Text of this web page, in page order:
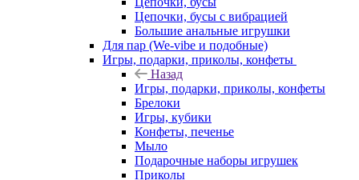
Цепочки, бусы с вибрацией
Большие анальные игрушки
Для пар (We-vibe и подобные)
Игры, подарки, приколы, конфеты
Назад
Игры, подарки, приколы, конфеты
Брелоки
Игры, кубики
Конфеты, печенье
Мыло
Подарочные наборы игрушек
Приколы